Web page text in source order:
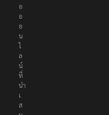
อ
อ
อ
น
ไ
ล
น์
ที่
นำ
เ
ส